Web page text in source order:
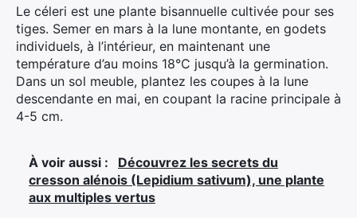
Le céleri est une plante bisannuelle cultivée pour ses
tiges. Semer en mars à la lune montante, en godets
individuels, à l’intérieur, en maintenant une
température d’au moins 18°C jusqu’à la germination.
Dans un sol meuble, plantez les coupes à la lune
descendante en mai, en coupant la racine principale à
4-5 cm.
À voir aussi :
Découvrez les secrets du
cresson alénois (Lepidium sativum), une plante
aux multiples vertus